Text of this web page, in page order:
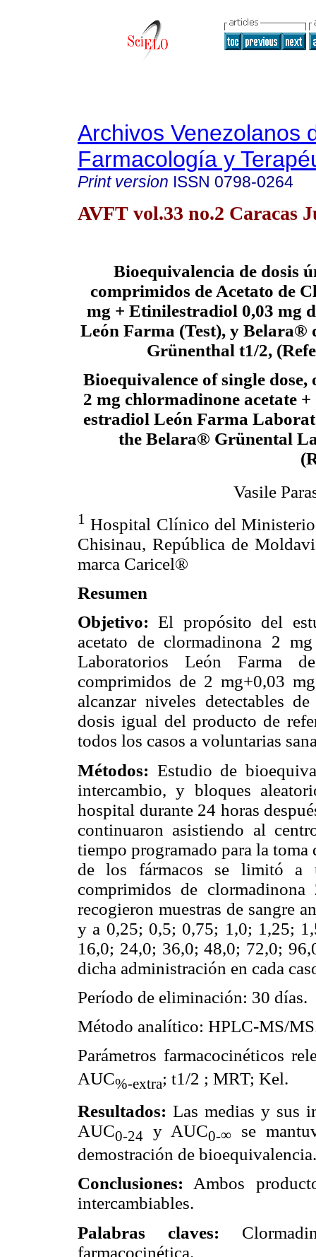
Archivos Venezolanos
Farmacología y
Print version ISSN 0798-0264
AVFT vol.33 no.2 Caracas
Bioequivalencia de dosis
comprimidos de Acetato de
mg + Etinilestradiol 0,03 mg
León Farma (Test), y Belara®
Grünenthal t1/2,
Bioequivalence of single dose,
2 mg chlormadinone acetate
estradiol León Farma
the Belara® Grünental
Vasile
1 Hospital Clínico del
Chisinau, República de
marca Caricel®
Resumen
Objetivo: El propósito del
acetato de clormadinona 2
Laboratorios León Farma
comprimidos de 2 mg+0,03
alcanzar niveles detectables
dosis igual del producto de
todos los casos a voluntarias
Métodos: Estudio de
intercambio, y bloques
hospital durante 24 horas
continuaron asistiendo al
tiempo programado para la
de los fármacos se limitó
comprimidos de
recogieron muestras de sangre
y a 0,25; 0,5; 0,75; 1,0; 1,25;
16,0; 24,0; 36,0; 48,0; 72,0;
dicha administración en cada
Período de eliminación: 30 días.
Método analítico: HPLC-MS/
Parámetros farmacocinéticos
AUC%-extra; t1/2 ; MRT; Kel.
Resultados: Las medias y sus
AUC0-24 y AUC0-∞ se
demostración de bioequivalencia.
Conclusiones: Ambos
intercambiables.
Palabras claves:
farmacocinética.